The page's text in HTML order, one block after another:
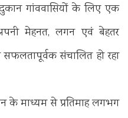
गांववासियों के लिए एक
मेहनत, लगन एवं बेहतर
संचालित हो रहा
के माध्यम से प्रतिमाह लगभग